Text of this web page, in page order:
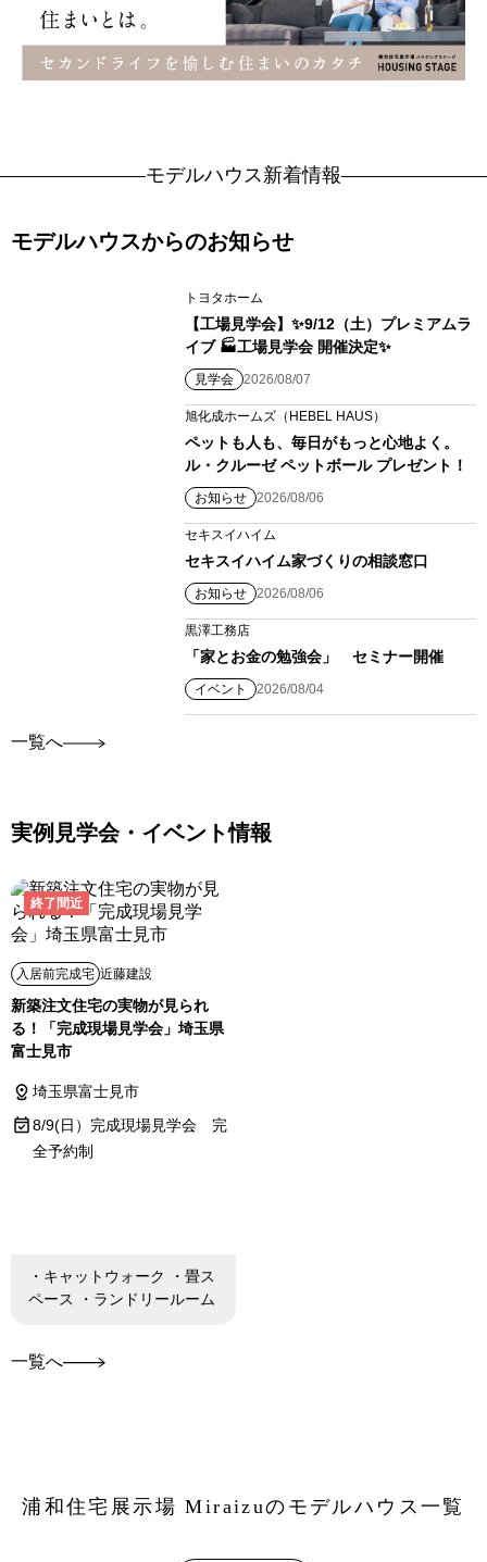
モデルハウス新着情報
モデルハウスからのお知らせ
トヨタホーム
【工場見学会】✨9/12（土）プレミアムラ
イブ 🏭工場見学会 開催決定✨
見学会 2026/08/07
旭化成ホームズ（HEBEL HAUS）
ペットも人も、毎日がもっと心地よく。
ル・クルーゼ ペットボール プレゼント！
お知らせ 2026/08/06
セキスイハイム
セキスイハイム家づくりの相談窓口
お知らせ 2026/08/06
黒澤工務店
「家とお金の勉強会」 セミナー開催
イベント 2026/08/04
一覧へ
実例見学会・イベント情報
終了間近
入居前完成宅 近藤建設
新築注文住宅の実物が見られ
る！「完成現場見学会」埼玉県
富士見市
埼玉県富士見市
8/9(日）完成現場見学会 完
全予約制
・キャットウォーク ・畳ス
ペース ・ランドリールーム
一覧へ
浦和住宅展示場 Miraizuのモデルハウス一覧